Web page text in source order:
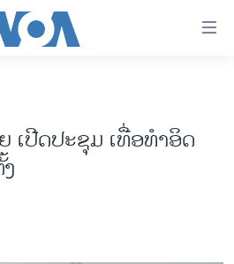
ເປີດປະຊຸມ ເທື່ອທຳອິດ